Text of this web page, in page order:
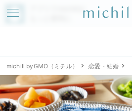
アプリでmichillが
michill byGMO（ミチル） 恋愛・結婚